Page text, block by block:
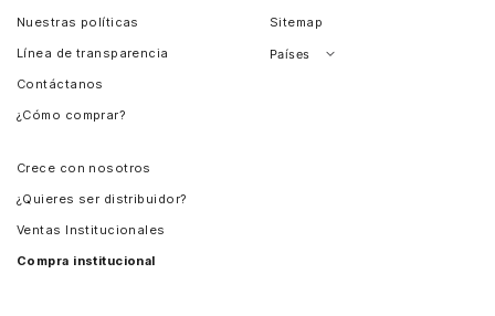
Nuestras políticas
Línea de transparencia
Contáctanos
¿Cómo comprar?
Sitemap
Países
Crece con nosotros
¿Quieres ser distribuidor?
Ventas Institucionales
Compra institucional